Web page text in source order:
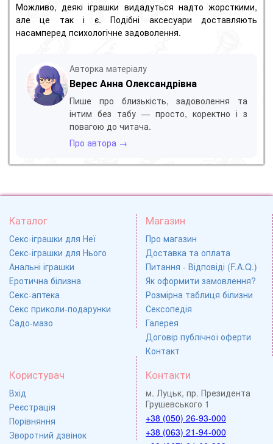
Можливо, деякі іграшки видадуться надто жорсткими,
але це так і є.
Подібні аксесуари доставляють
насамперед психологічне задоволення.
Авторка матеріалу
Верес Анна Олександрівна
Пише про близькість, задоволення та
інтим без табу — просто, коректно і з
повагою до читача.
Про автора →
Каталог
Секс-іграшки для Неї
Секс-іграшки для Нього
Анальні іграшки
Еротична білизна
Секс-аптека
Секс приколи-подарунки
Садо-мазо
Магазин
Про магазин
Доставка та оплата
Питання - Відповіді (F.A.Q.)
Як оформити замовлення?
Розмірна таблиця білизни
Сексопедія
Галерея
Договір публічної оферти
Контакт
Користувач
Вхід
Реєстрація
Порівняння
Зворотний дзвінок
Контакти
м. Луцьк, пр. Президента
Грушевського 1
+38 (050) 26-93-000
+38 (063) 21-94-000